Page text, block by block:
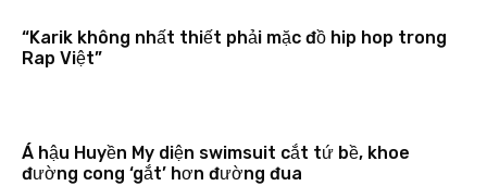
“Karik không nhất thiết phải mặc đồ hip hop trong
Rap Việt”
Á hậu Huyền My diện swimsuit cắt tứ bề, khoe
đường cong ‘gắt’ hơn đường đua